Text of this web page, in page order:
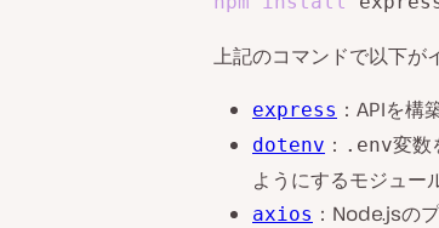
上記のコマンドで以下が
express ：APIを
dotenv ： .env変数
ようにするモジュー
axios ：Node.jsの